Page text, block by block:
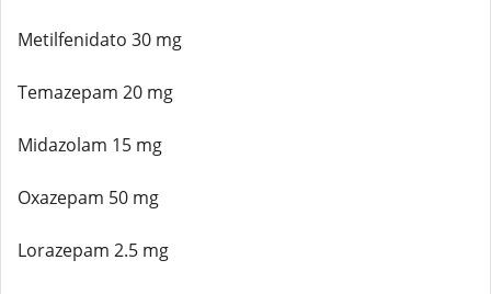
Metilfenidato 30 mg
Temazepam 20 mg
Midazolam 15 mg
Oxazepam 50 mg
Lorazepam 2.5 mg